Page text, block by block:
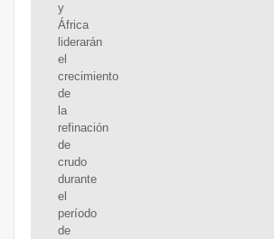
y
África
liderarán
el
crecimiento
de
la
refinación
de
crudo
durante
el
período
de